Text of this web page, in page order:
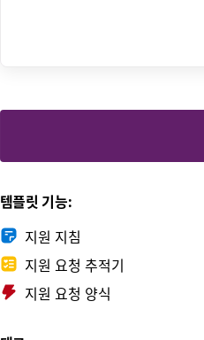
템플릿 기능:
지원 지침
지원 요청 추적기
지원 요청 양식